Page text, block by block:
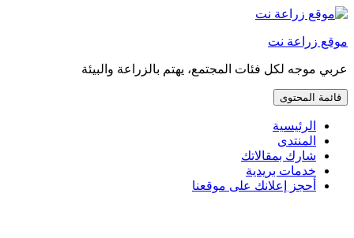
إذهب
إلى
موقع زراعة نت
عربي موجه لكل فئات المجتمع، يهتم بالزراعة والبيئة
قائمة المحتوى
الرئيسية
المنتدى
شارك بمقالاتك
خدمات بريدية
أحجز إعلانك على موقعنا